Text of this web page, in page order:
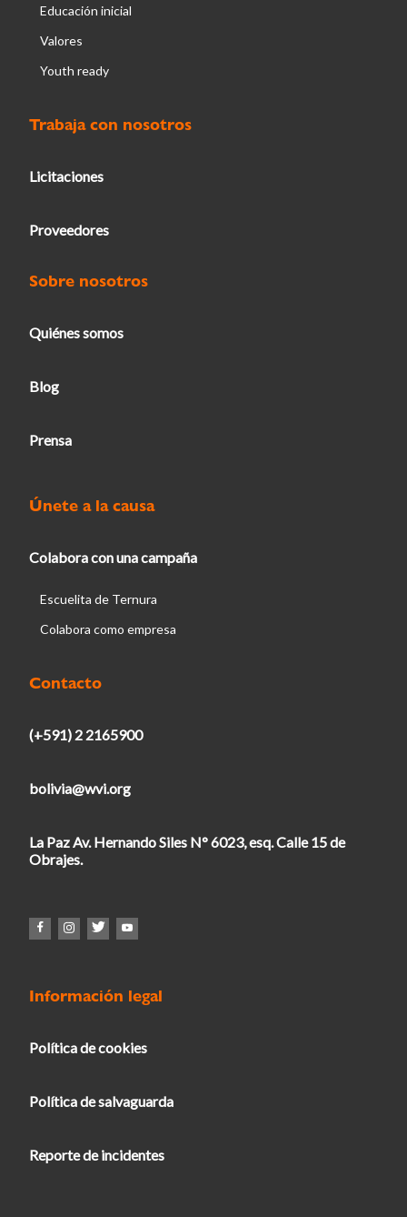
Educación inicial
Valores
Youth ready
Trabaja con nosotros
Licitaciones
Proveedores
Sobre nosotros
Quiénes somos
Blog
Prensa
Únete a la causa
Colabora con una campaña
Escuelita de Ternura
Colabora como empresa
Contacto
(+591) 2 2165900
bolivia@wvi.org
La Paz Av. Hernando Siles N° 6023, esq. Calle 15 de
Obrajes.
Información legal
Política de cookies
Política de salvaguarda
Reporte de incidentes